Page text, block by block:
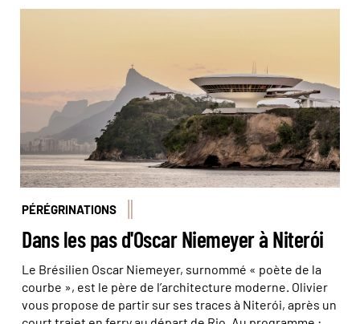
PÉRÉGRINATIONS
Dans les pas d'Oscar Niemeyer à Niterói
Le Brésilien Oscar Niemeyer, surnommé « poète de la
courbe », est le père de l’architecture moderne. Olivier
vous propose de partir sur ses traces à Niterói, après un